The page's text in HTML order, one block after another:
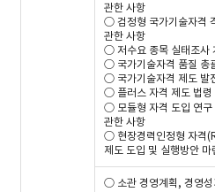
관한 사항
○ 검정형 국가기술자격
관한 사항
○ 저수요 종목 실태조사
○ 국가기술자격 품질 총
○ 국가기술자격 제도 발
○ 플러스 자격 제도 법령
○ 모듈형 자격 도입 연구
관한 사항
○ 현장경력인정형 자격
제도 도입 및 실행방안
○ 소관 경영계획, 경영성